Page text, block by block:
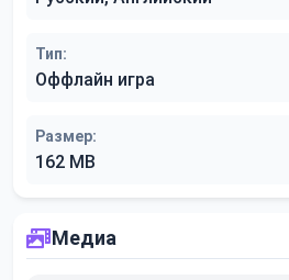
Тип:
Оффлайн игра
Размер:
162 MB
Медиа